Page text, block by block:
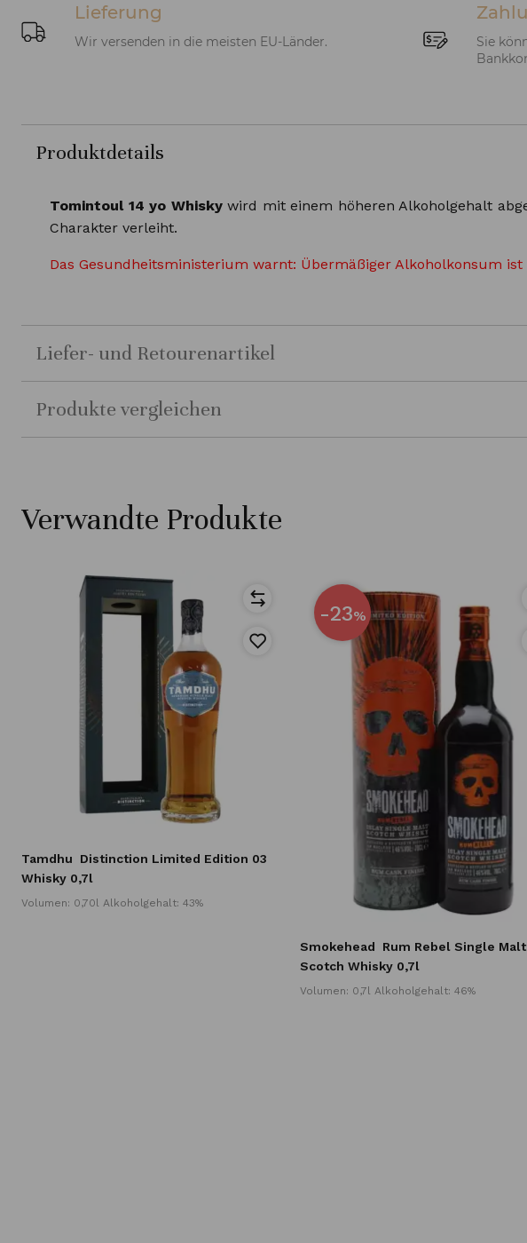
Lieferung
Wir versenden in die meisten EU-Länder.
Sie
Produktdetails
Tomintoul 14 yo Whiskywird mit einem höheren Alkoholgehalt
Charakter verleiht.
Das Gesundheitsministerium warnt: Übermäßiger Alkoholkonsum
Liefer- und Retourenartikel
Produkte vergleichen
Verwandte Produkte
Tamdhu
Distinction Limited Edition 03
Whisky 0,7l
Volumen: 0,70l Alkoholgehalt: 43%
-23%
Smokehead
Rum Rebel Single Malt
Scotch Whisky 0,7l
Volumen: 0,7l Alkoholgehalt: 46%